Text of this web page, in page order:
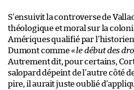
S’ensuivit la controverse de
théologique et moral sur la
Amériques qualifié par
Dumont comme«le début des
Autrement dit, pour certains,
salopard dépeint de l’autre côté
pire, il aurait juste oublié